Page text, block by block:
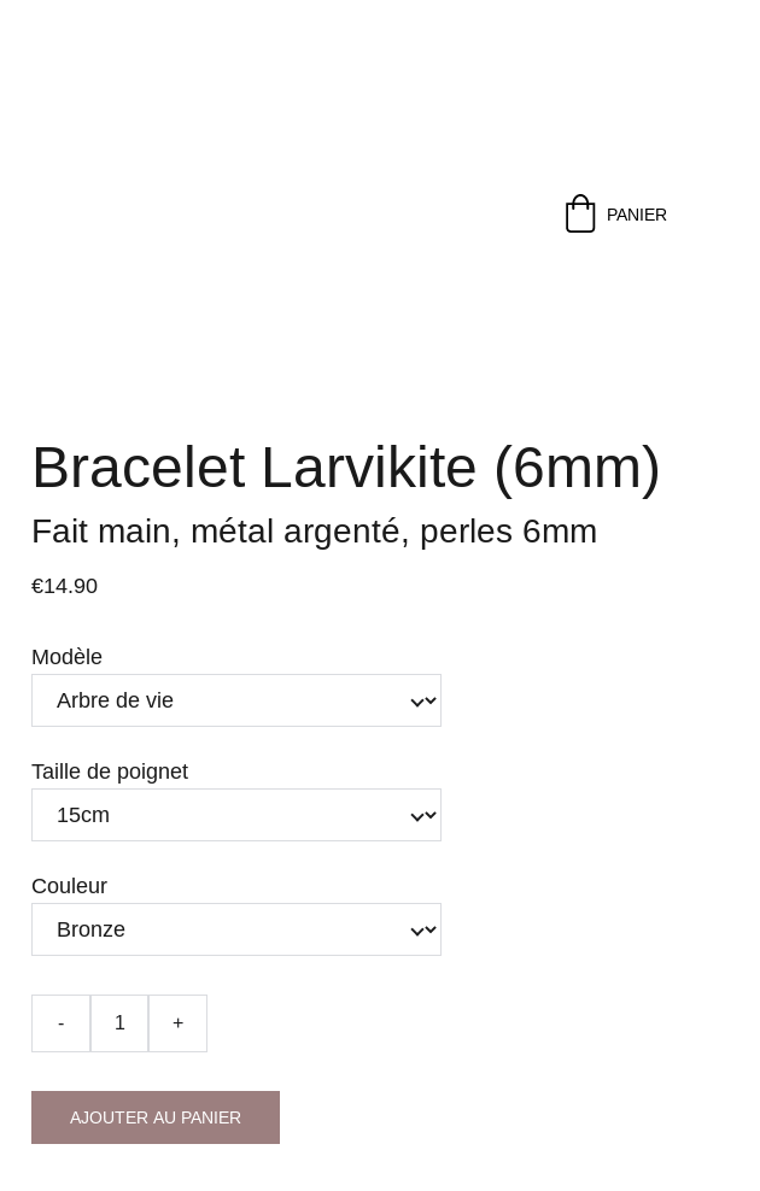
PANIER
Bracelet Larvikite (6mm)
Fait main, métal argenté, perles 6mm
€14.90
Modèle
Taille de poignet
Couleur
- +
AJOUTER AU PANIER